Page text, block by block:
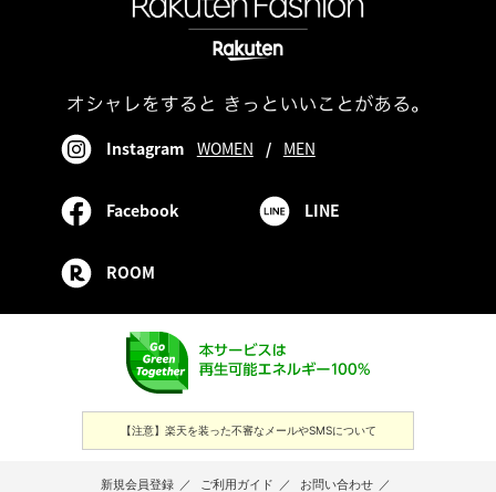
Instagram WOMEN / MEN
Facebook LINE
ROOM
【注意】楽天を装った不審なメールやSMSについて
新規会員登録 ／ ご利用ガイド ／ お問い合わせ ／